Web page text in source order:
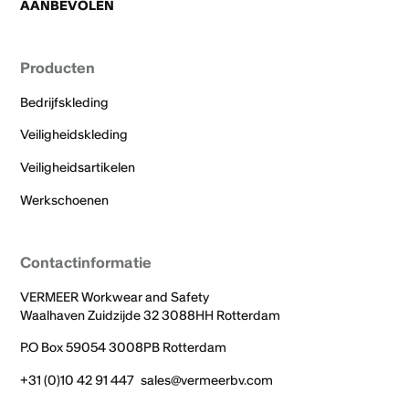
AANBEVOLEN
Producten
Bedrijfskleding
Veiligheidskleding
Veiligheidsartikelen
Werkschoenen
Contactinformatie
VERMEER Workwear and Safety
Waalhaven Zuidzijde 32 3088HH Rotterdam
P.O Box 59054 3008PB Rotterdam
+31 (0)10 42 91 447sales@vermeerbv.com